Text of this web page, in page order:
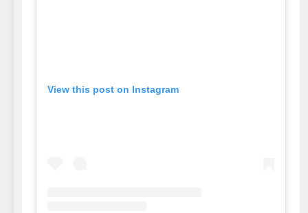
View this post on Instagram